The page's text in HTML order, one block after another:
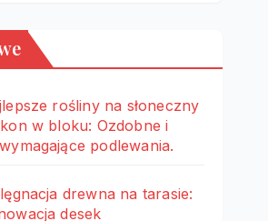
rośliny na słoneczny
w bloku: Ozdobne i
podlewania.
drewna na tarasie:
desek